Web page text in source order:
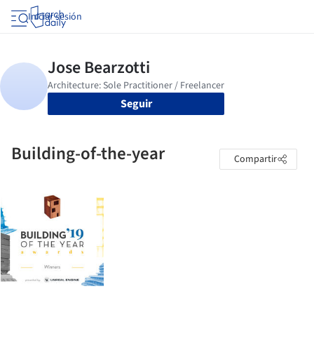
Iniciar sesión
Seguir
Building-of-the-year Compartir